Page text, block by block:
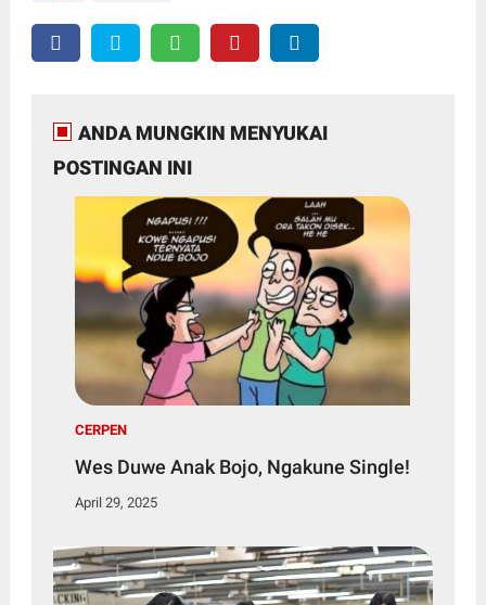
ANDA MUNGKIN MENYUKAI
POSTINGAN INI
CERPEN
Wes Duwe Anak Bojo, Ngakune Single!
April 29, 2025